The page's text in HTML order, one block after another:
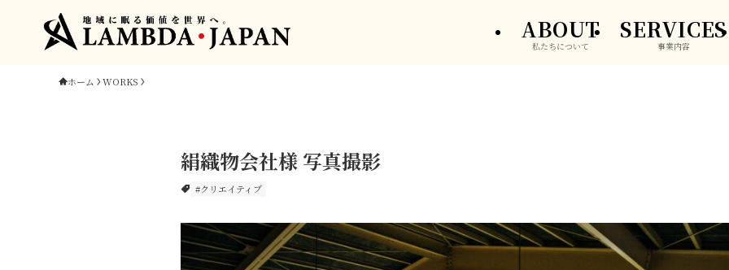
ABOUT
私たちについて
SERVICES
事業内容
ホーム WORKS
絹織物会社様 写真撮影
#クリエイティブ